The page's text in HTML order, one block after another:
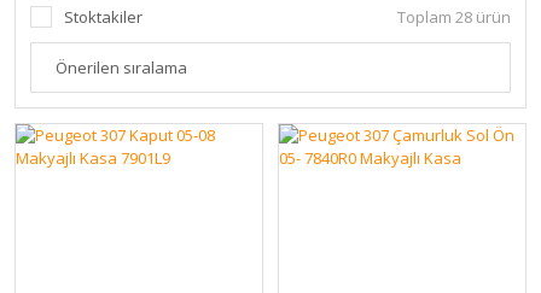
Stoktakiler Toplam 28 ürün